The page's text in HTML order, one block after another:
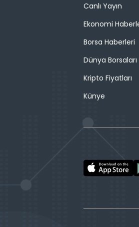
Canlı Yayın
Ekonomi
Borsa Haberleri
Dünya Borsaları
Kripto Fiyatları
Künye